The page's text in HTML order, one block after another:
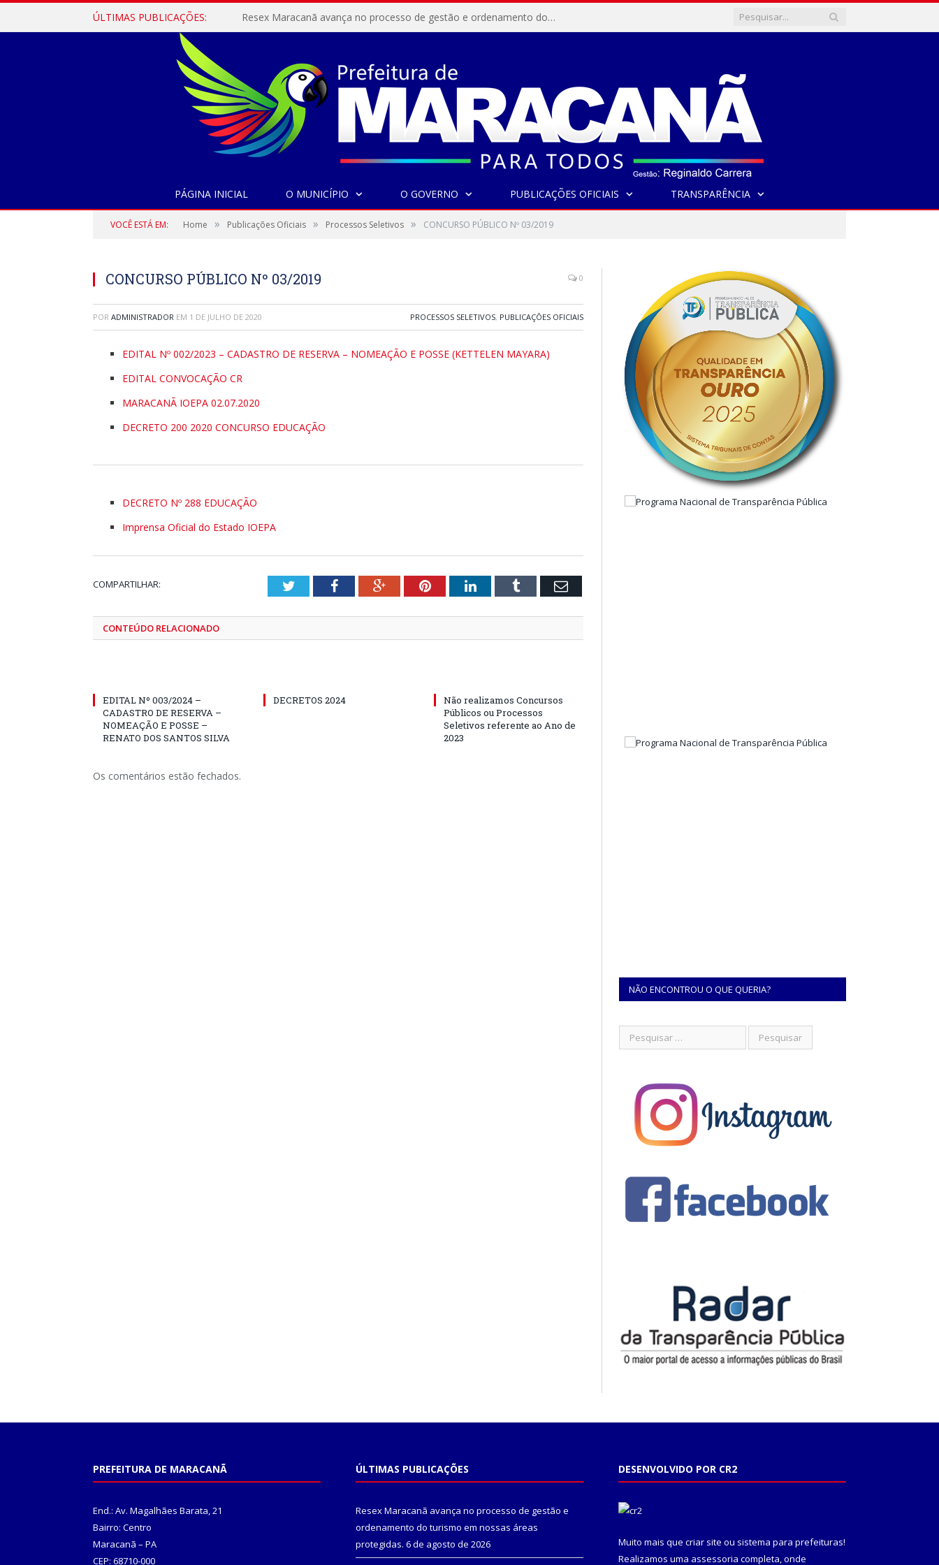
ÚLTIMAS PUBLICAÇÕES: Resex Maracanã avança no processo de gestão e ordenamento do turismo em nossas áreas protegidas.
PÁGINA INICIAL O MUNICÍPIO O GOVERNO PUBLICAÇÕES OFICIAIS TRANSPARÊNCIA
VOCÊ ESTÁ EM: Home » Publicações Oficiais » Processos Seletivos » CONCURSO PÚBLICO Nº 03/2019
CONCURSO PÚBLICO Nº 03/2019 0
POR ADMINISTRADOR EM 1 DE JULHO DE 2020 PROCESSOS SELETIVOS, PUBLICAÇÕES OFICIAIS
EDITAL Nº 002/2023 – CADASTRO DE RESERVA – NOMEAÇÃO E POSSE (KETTELEN MAYARA)
EDITAL CONVOCAÇÃO CR
MARACANÃ IOEPA 02.07.2020
DECRETO 200 2020 CONCURSO EDUCAÇÃO
DECRETO Nº 288 EDUCAÇÃO
Imprensa Oficial do Estado IOEPA
COMPARTILHAR: TwitterFacebookGoogle+PinterestLinkedInTumblr Email
CONTEÚDO RELACIONADO
EDITAL Nº 003/2024 –
CADASTRO DE RESERVA –
NOMEAÇÃO E POSSE –
RENATO DOS SANTOS SILVA
DECRETOS 2024
Não realizamos Concursos
Públicos ou Processos
Seletivos referente ao Ano de
2023
Os comentários estão fechados.
NÃO ENCONTROU O QUE QUERIA?
PREFEITURA DE MARACANÃ
End.: Av. Magalhães Barata, 21
Bairro: Centro
Maracanã – PA
CEP: 68710-000
ÚLTIMAS PUBLICAÇÕES
Resex Maracanã avança no processo de gestão e
ordenamento do turismo em nossas áreas
protegidas. 6 de agosto de 2026
DESENVOLVIDO POR CR2
Muito mais que criar site ou sistema para prefeituras!
Realizamos uma assessoria completa, onde